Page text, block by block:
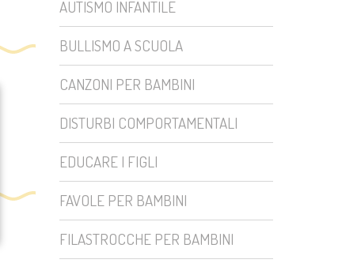
AUTISMO INFANTILE
BULLISMO A SCUOLA
CANZONI PER BAMBINI
DISTURBI COMPORTAMENTALI
EDUCARE I FIGLI
FAVOLE PER BAMBINI
FILASTROCCHE PER BAMBINI